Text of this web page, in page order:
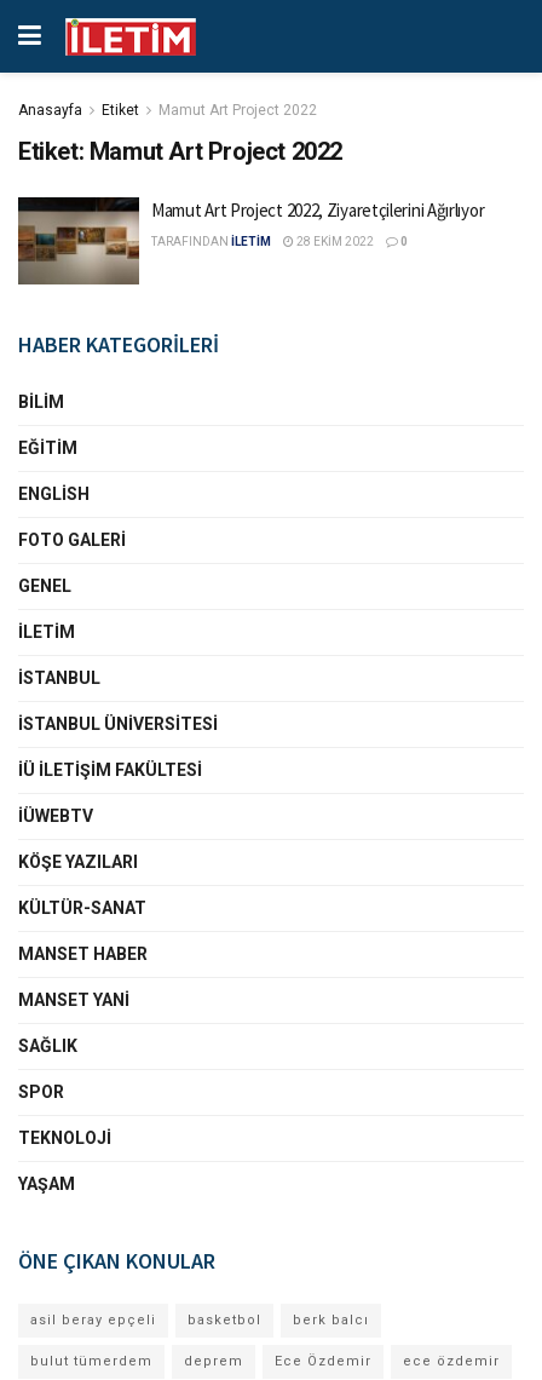
Anasayfa Etiket Mamut Art Project 2022
Etiket: Mamut Art Project 2022
Mamut Art Project 2022, Ziyaretçilerini Ağırlıyor
TARAFINDAN İLETİM 28 EKIM 2022 0
HABER KATEGORİLERİ
BILIM
EĞITIM
ENGLISH
FOTO GALERI
GENEL
İLETIM
İSTANBUL
İSTANBUL ÜNIVERSITESI
İÜ İLETIŞIM FAKÜLTESI
İÜWEBTV
KÖŞE YAZILARI
KÜLTÜR-SANAT
MANSET HABER
MANSET YANI
SAĞLIK
SPOR
TEKNOLOJI
YAŞAM
ÖNE ÇIKAN KONULAR
asil beray epçeli basketbol berk balcı
bulut tümerdem deprem Ece Özdemir ece özdemir